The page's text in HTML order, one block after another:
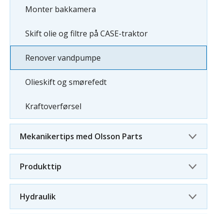
Monter bakkamera
Skift olie og filtre på CASE-traktor
Renover vandpumpe
Olieskift og smørefedt
Kraftoverførsel
Mekanikertips med Olsson Parts
Produkttip
Hydraulik